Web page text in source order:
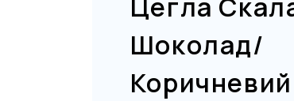
Цегла
Шоколад/
Коричневий